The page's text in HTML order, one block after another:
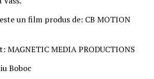
este un film produs de: CB MOTION
MAGNETIC MEDIA PRODUCTIONS
Boboc